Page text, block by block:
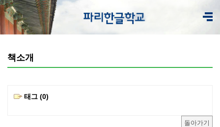
책소개
태그 (0)
돌아가기